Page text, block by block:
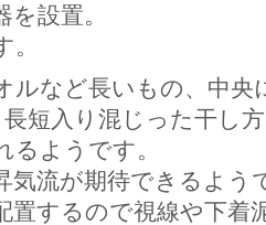
設置。
ルなど長いもの、中央
短入り混じった干し方
るようです。
流が期待できるよう
するので視線や下着